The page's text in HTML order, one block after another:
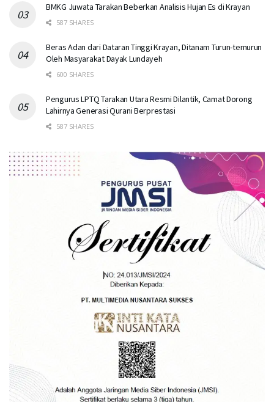
BMKG Juwata Tarakan Beberkan Analisis Hujan Es di Krayan
587 SHARES
Beras Adan dari Dataran Tinggi Krayan, Ditanam Turun-temurun
Oleh Masyarakat Dayak Lundayeh
600 SHARES
Pengurus LPTQ Tarakan Utara Resmi Dilantik, Camat Dorong
Lahirnya Generasi Qurani Berprestasi
587 SHARES